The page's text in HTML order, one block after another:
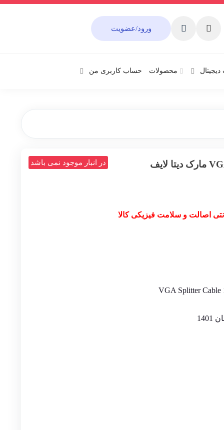
ورود/عضویت
محصولات حساب کاربری من
اصالت و سلامت فیزیکی کالا
در انبار موجود نمی باشد
VGA Splitter Cable